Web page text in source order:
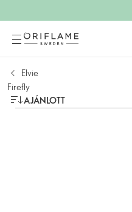
Elvie
Firefly
AJÁNLOTT